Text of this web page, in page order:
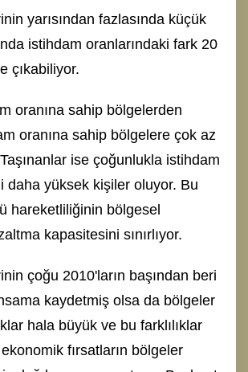
yarısından fazlasında küçük
istihdam oranlarındaki fark 20
çıkabiliyor.
oranına sahip bölgelerden
oranına sahip bölgelere çok az
Taşınanlar ise çoğunlukla istihdam
daha yüksek kişiler oluyor. Bu
hareketliliğinin bölgesel
kapasitesini sınırlıyor.
çoğu 2010'ların başından beri
kaydetmiş olsa da bölgeler
hala büyük ve bu farklılıklar
fırsatların bölgeler